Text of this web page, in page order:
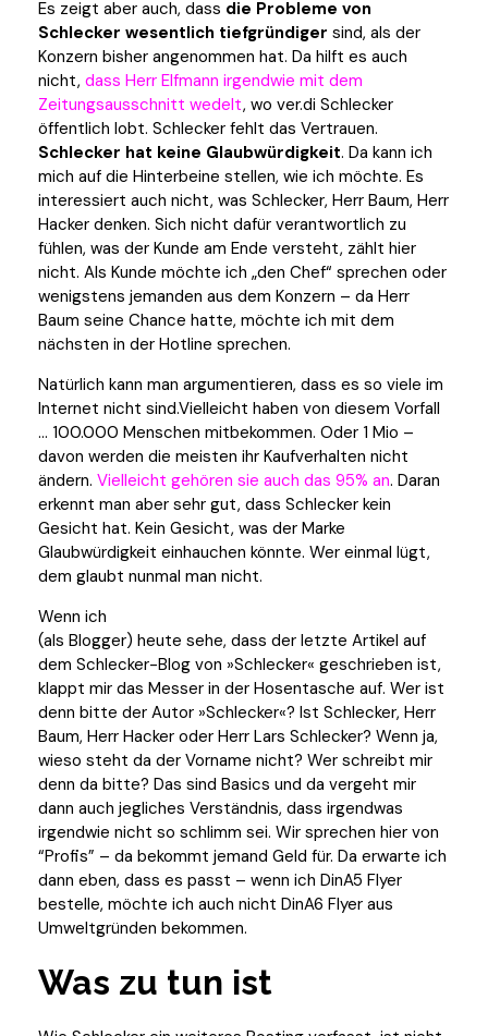
Es zeigt aber auch, dass die Probleme von
Schlecker wesentlich tiefgründiger sind, als der
Konzern bisher angenommen hat. Da hilft es auch
nicht, dass Herr Elfmann irgendwie mit dem
Zeitungsausschnitt wedelt, wo ver.di Schlecker
öffentlich lobt. Schlecker fehlt das Vertrauen.
Schlecker hat keine Glaubwürdigkeit. Da kann ich
mich auf die Hinterbeine stellen, wie ich möchte. Es
interessiert auch nicht, was Schlecker, Herr Baum, Herr
Hacker denken. Sich nicht dafür verantwortlich zu
fühlen, was der Kunde am Ende versteht, zählt hier
nicht. Als Kunde möchte ich „den Chef“ sprechen oder
wenigstens jemanden aus dem Konzern – da Herr
Baum seine Chance hatte, möchte ich mit dem
nächsten in der Hotline sprechen.
Natürlich kann man argumentieren, dass es so viele im
Internet nicht sind.Vielleicht haben von diesem Vorfall
… 100.000 Menschen mitbekommen. Oder 1 Mio –
davon werden die meisten ihr Kaufverhalten nicht
ändern. Vielleicht gehören sie auch das 95% an. Daran
erkennt man aber sehr gut, dass Schlecker kein
Gesicht hat. Kein Gesicht, was der Marke
Glaubwürdigkeit einhauchen könnte. Wer einmal lügt,
dem glaubt nunmal man nicht.
Wenn ich
(als Blogger) heute sehe, dass der letzte Artikel auf
dem Schlecker-Blog von »Schlecker« geschrieben ist,
klappt mir das Messer in der Hosentasche auf. Wer ist
denn bitte der Autor »Schlecker«? Ist Schlecker, Herr
Baum, Herr Hacker oder Herr Lars Schlecker? Wenn ja,
wieso steht da der Vorname nicht? Wer schreibt mir
denn da bitte? Das sind Basics und da vergeht mir
dann auch jegliches Verständnis, dass irgendwas
irgendwie nicht so schlimm sei. Wir sprechen hier von
“Profis” – da bekommt jemand Geld für. Da erwarte ich
dann eben, dass es passt – wenn ich DinA5 Flyer
bestelle, möchte ich auch nicht DinA6 Flyer aus
Umweltgründen bekommen.
Was zu tun ist